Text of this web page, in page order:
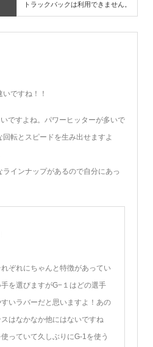
トラックバックは利用できません。
ですね！！
ですよね。パワーヒッターが多いで
転とスピードを生み出せますよ
インナップがあるので自分にあっ
ぞれにちゃんと特徴があってい
を選びますがG−１はどの選手
いラバーだと思いますよ！あの
はなかなか他にはないですね
っていて久しぶりにG-1を使う